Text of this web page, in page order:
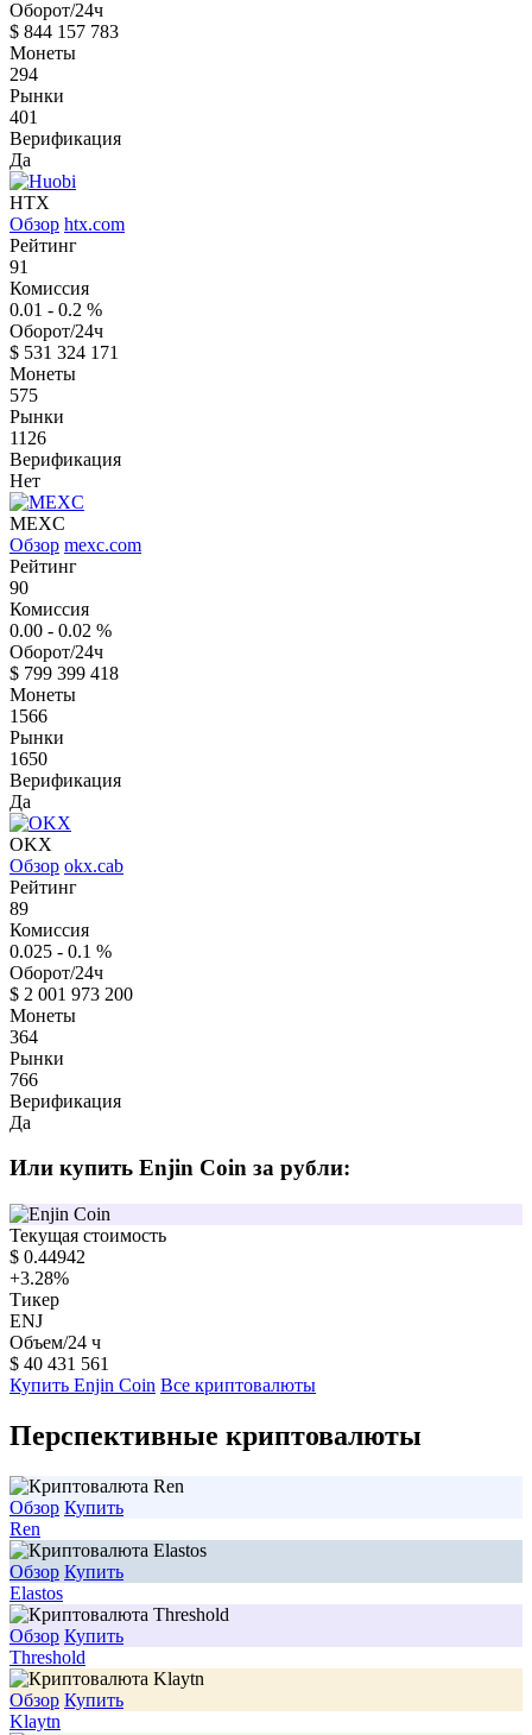
Оборот/24ч
$ 844 157 783
Монеты
294
Рынки
401
Верификация
Да
HTX
Обзор htx.com
Рейтинг
91
Комиссия
0.01 - 0.2 %
Оборот/24ч
$ 531 324 171
Монеты
575
Рынки
1126
Верификация
Нет
MEXC
Обзор mexc.com
Рейтинг
90
Комиссия
0.00 - 0.02 %
Оборот/24ч
$ 799 399 418
Монеты
1566
Рынки
1650
Верификация
Да
OKX
Обзор okx.cab
Рейтинг
89
Комиссия
0.025 - 0.1 %
Оборот/24ч
$ 2 001 973 200
Монеты
364
Рынки
766
Верификация
Да
Или купить Enjin Coin за рубли:
Текущая стоимость
$ 0.44942
+3.28%
Тикер
ENJ
Объем/24 ч
$ 40 431 561
Купить Enjin Coin Все криптовалюты
Перспективные криптовалюты
Обзор Купить
Ren
Обзор Купить
Elastos
Обзор Купить
Threshold
Обзор Купить
Klaytn